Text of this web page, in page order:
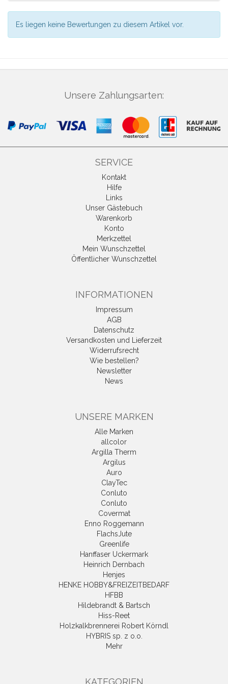
Es liegen keine Bewertungen zu diesem Artikel vor.
Unsere Zahlungsarten:
SERVICE
Kontakt
Hilfe
Links
Unser Gästebuch
Warenkorb
Konto
Merkzettel
Mein Wunschzettel
Öffentlicher Wunschzettel
INFORMATIONEN
Impressum
AGB
Datenschutz
Versandkosten und Lieferzeit
Widerrufsrecht
Wie bestellen?
Newsletter
News
UNSERE MARKEN
Alle Marken
allcolor
Argilla Therm
Argilus
Auro
ClayTec
Conluto
Conluto
Covermat
Enno Roggemann
FlachsJute
Greenlife
Hanffaser Uckermark
Heinrich Dernbach
Henjes
HENKE HOBBY&FREIZEITBEDARF
HFBB
Hildebrandt & Bartsch
Hiss-Reet
Holzkalkbrennerei Robert Körndl
HYBRIS sp. z o.o.
Mehr